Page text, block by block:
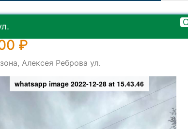
₽
Алексея Реброва ул.
whatsapp image 2022-12-28 at 15.43.46